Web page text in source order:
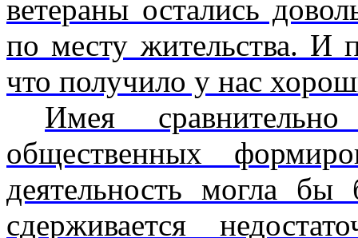
ветераны остались
по месту жительства. И
что получило у нас
Имея
общественных
деятельность могла
сдерживается